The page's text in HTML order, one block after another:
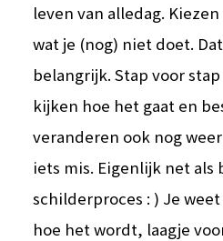
leven van alledag.
wat je (nog) niet doet.
belangrijk. Stap voor
kijken hoe het gaat en
veranderen ook nog
iets mis. Eigenlijk net als
schilderproces : ) Je
hoe het wordt, laagje